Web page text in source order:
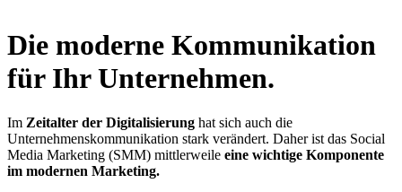
Die moderne Kommunikation
für Ihr Unternehmen.
Im Zeitalter der Digitalisierung hat sich auch die
Unternehmenskommunikation stark verändert. Daher ist das Social
Media Marketing (SMM) mittlerweile eine wichtige Komponente
im modernen Marketing.